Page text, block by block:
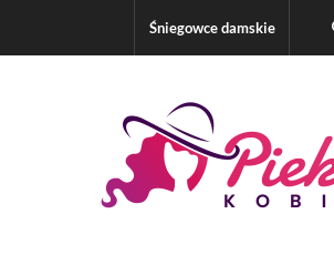
Śniegowce damskie